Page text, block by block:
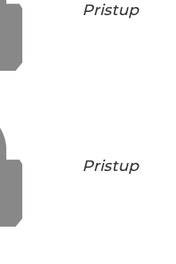
Pristup
Pristup